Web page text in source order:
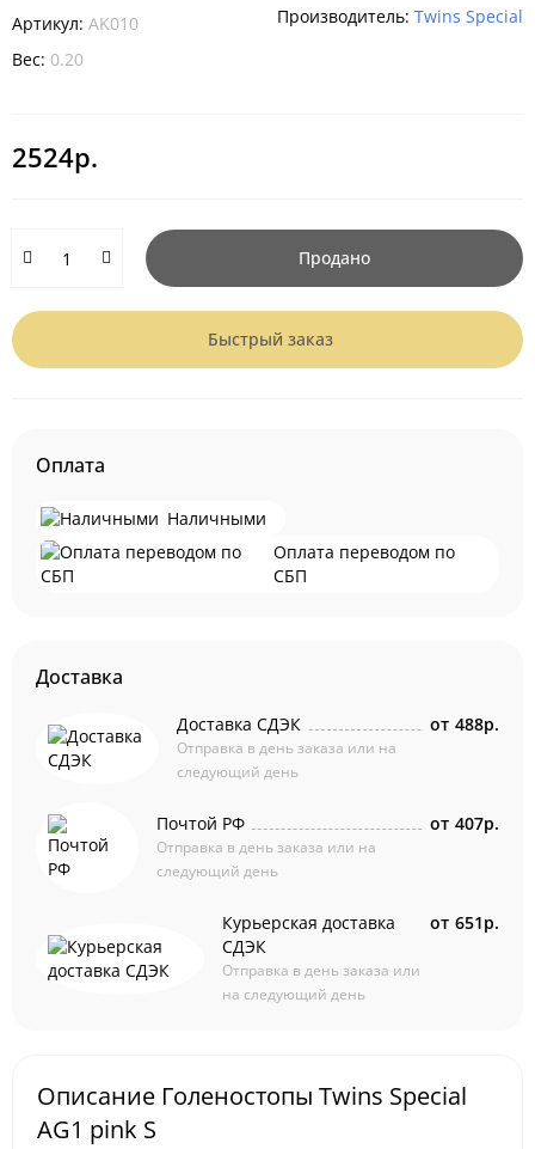
Артикул: AK010
Вес: 0.20
Производитель: Twins Special
2524р.
Продано
Быстрый заказ
Оплата
Наличными
Оплата переводом по
СБП
Доставка
Доставка СДЭК
Отправка в день заказа или на
следующий день
от 488р.
Почтой РФ
Отправка в день заказа или на
следующий день
от 407р.
Курьерская доставка
СДЭК
Отправка в день заказа или
на следующий день
от 651р.
Описание Голеностопы Twins Special
AG1 pink S